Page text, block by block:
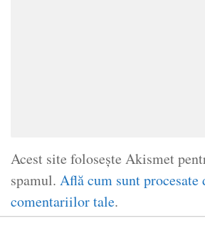
Acest site folosește Akismet
spamul. Află cum sunt procesate
comentariilor tale.